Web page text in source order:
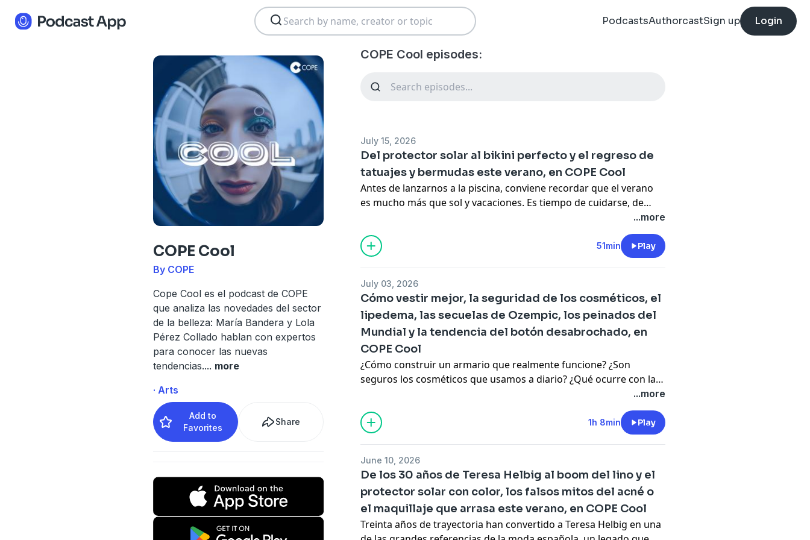
PodcastsAuthorcastSign up Login
COPE Cool
By COPE
Cope Cool es el podcast de COPE
que analiza las novedades del sector
de la belleza: María Bandera y Lola
Pérez Collado hablan con expertos
para conocer las nuevas
tendencias.... more
· Arts
Add to
Favorites
Share
COPE Cool episodes:
July 15, 2026
Del protector solar al bikini perfecto y el regreso de
tatuajes y bermudas este verano, en COPE Cool
Antes de lanzarnos a la piscina, conviene recordar que el verano
es mucho más que sol y vacaciones. Es tiempo de cuidarse, de
marcan la temporada. Hoy hablamos de cómo proteger nuestra
piel frente a la radiación solar, descubrimos los bañadores y
bikinis que arrasan este verano de la mano de dos diseñadoras de
que nos trae dos clásicos estivales que nunca pasan
desapercibidos: los tatuajes y las bermudas. Salud, moda y estilo
para disfrutar del verano con criterio.
...more
51min Play
July 03, 2026
Cómo vestir mejor, la seguridad de los cosméticos, el
lipedema, las secuelas de Ozempic, los peinados del
Mundial y la tendencia del botón desabrochado, en
COPE Cool
¿Cómo construir un armario que realmente funcione? ¿Son
seguros los cosméticos que usamos a diario? ¿Qué ocurre con la
piel tras una gran pérdida de peso o cuando el lipedema pasa
años sin diagnosticarse? En este nuevo episodio abordamos
algunas de las grandes dudas sobre imagen, salud y bienestar
junto a expertos del sector. Además, Paco Delgado analiza las
los futbolistas hasta los bañadores que arrasan esta temporada y
el curioso detalle del "botón bien colocado".
...more
1h 8min Play
June 10, 2026
De los 30 años de Teresa Helbig al boom del lino y el
protector solar con color, los falsos mitos del acné o
el maquillaje que arrasa este verano, en COPE Cool
Treinta años de trayectoria han convertido a Teresa Helbig en una